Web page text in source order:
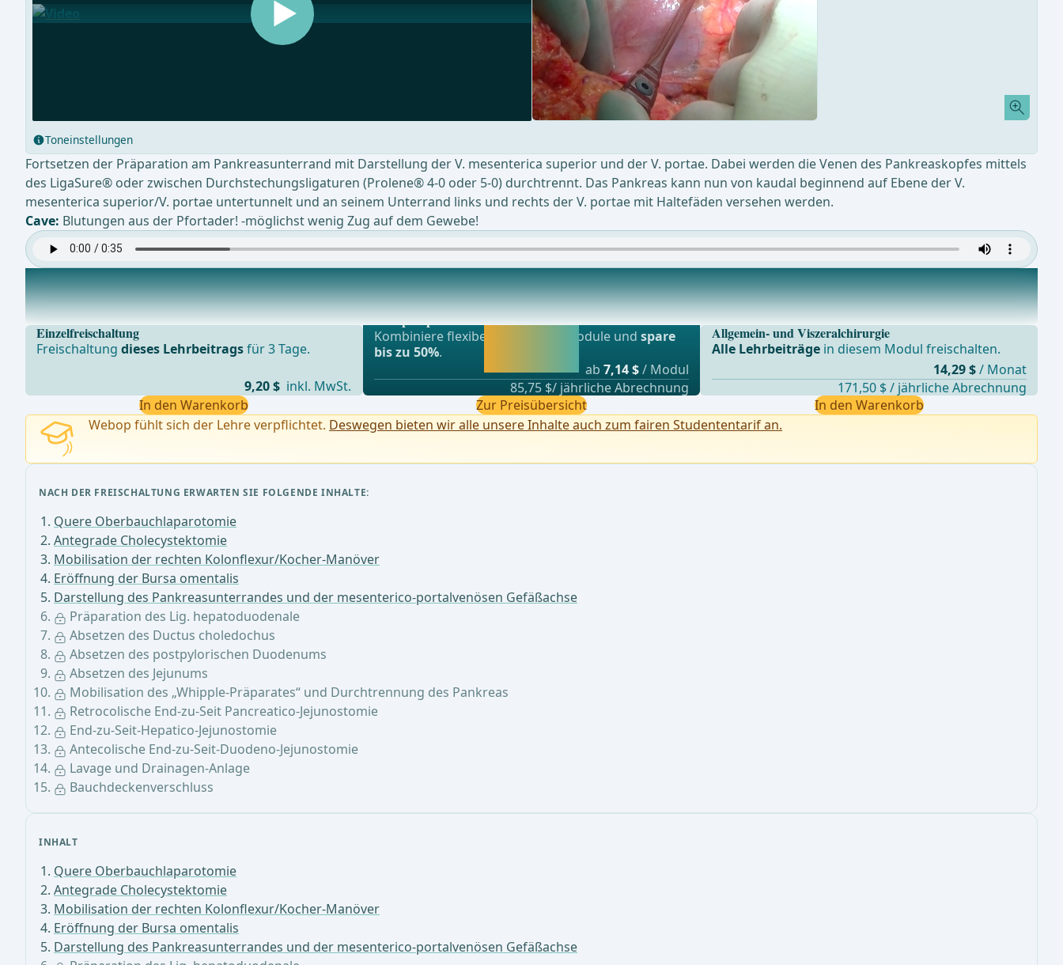
INHALT
Quere Oberbauchlaparotomie
Antegrade Cholecystektomie
Mobilisation der rechten Kolonflexur/Kocher-Manöver
Eröffnung der Bursa omentalis
Darstellung des Pankreasunterrandes und der mesenterico-portalvenösen Gefäßachse
Toneinstellungen
Fortsetzen der Präparation am Pankreasunterrand mit Darstellung der V. mesenterica superior und der V. portae. Dabei werden die Venen des Pankreaskopfes mittels
des LigaSure® oder zwischen Durchstechungsligaturen (Prolene® 4-0 oder 5-0) durchtrennt. Das Pankreas kann nun von kaudal beginnend auf Ebene der V.
mesenterica superior/V. portae untertunnelt und an seinem Unterrand links und rechts der V. portae mit Haltefäden versehen werden.
Cave: Blutungen aus der Pfortader! -möglichst wenig Zug auf dem Gewebe!
Präparation des Lig. hepatoduodenale
Nach Eröffnung des Omentum minus und Darstellung der A. hepatica communis am Pankreasoberrand erfol
Einzelfreischaltung
Freischaltungdieses Lehrbeitragsfür 3 Tage.
9,20 $ inkl. MwSt.
In den Warenkorb
Beliebtestes Angebot
webop - Sparflex
Kombiniere flexibel unsere Lernmodule undspare
bis zu 50%.
ab 7,14 $/ Modul
85,75 $/ jährliche Abrechnung
Zur Preisübersicht
Allgemein- und Viszeralchirurgie
Alle Lehrbeiträgein diesem Modul freischalten.
14,29 $ / Monat
171,50 $ / jährliche Abrechnung
In den Warenkorb
Webop fühlt sich der Lehre verpflichtet. Deswegen bieten wir alle unsere Inhalte auch zum fairen Studententarif an.
NACH DER FREISCHALTUNG ERWARTEN SIE FOLGENDE INHALTE:
Quere Oberbauchlaparotomie
Antegrade Cholecystektomie
Mobilisation der rechten Kolonflexur/Kocher-Manöver
Eröffnung der Bursa omentalis
Darstellung des Pankreasunterrandes und der mesenterico-portalvenösen Gefäßachse
Präparation des Lig. hepatoduodenale
Absetzen des Ductus choledochus
Absetzen des postpylorischen Duodenums
Absetzen des Jejunums
Mobilisation des „Whipple-Präparates“ und Durchtrennung des Pankreas
Retrocolische End-zu-Seit Pancreatico-Jejunostomie
End-zu-Seit-Hepatico-Jejunostomie
Antecolische End-zu-Seit-Duodeno-Jejunostomie
Lavage und Drainagen-Anlage
Bauchdeckenverschluss